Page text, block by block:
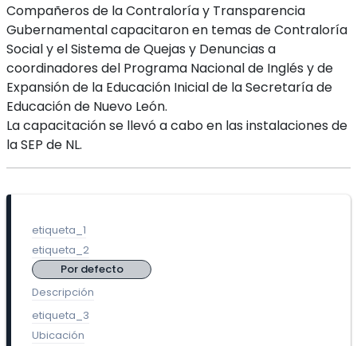
Compañeros de la Contraloría y Transparencia
Gubernamental capacitaron en temas de Contraloría
Social y el Sistema de Quejas y Denuncias a
coordinadores del Programa Nacional de Inglés y de
Expansión de la Educación Inicial de la Secretaría de
Educación de Nuevo León.
La capacitación se llevó a cabo en las instalaciones de
la SEP de NL.
etiqueta_1
etiqueta_2
Por defecto
Descripción
etiqueta_3
Ubicación